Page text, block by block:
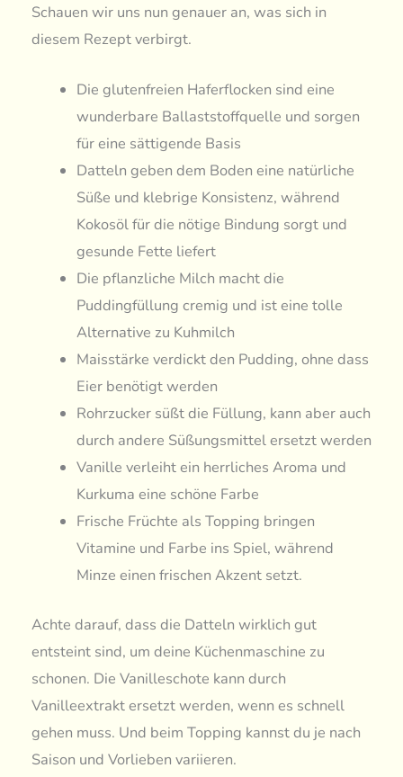
Schauen wir uns nun genauer an, was sich in
diesem Rezept verbirgt.
Die glutenfreien Haferflocken sind eine
wunderbare Ballaststoffquelle und sorgen
für eine sättigende Basis
Datteln geben dem Boden eine natürliche
Süße und klebrige Konsistenz, während
Kokosöl für die nötige Bindung sorgt und
gesunde Fette liefert
Die pflanzliche Milch macht die
Puddingfüllung cremig und ist eine tolle
Alternative zu Kuhmilch
Maisstärke verdickt den Pudding, ohne dass
Eier benötigt werden
Rohrzucker süßt die Füllung, kann aber auch
durch andere Süßungsmittel ersetzt werden
Vanille verleiht ein herrliches Aroma und
Kurkuma eine schöne Farbe
Frische Früchte als Topping bringen
Vitamine und Farbe ins Spiel, während
Minze einen frischen Akzent setzt.
Achte darauf, dass die Datteln wirklich gut
entsteint sind, um deine Küchenmaschine zu
schonen. Die Vanilleschote kann durch
Vanilleextrakt ersetzt werden, wenn es schnell
gehen muss. Und beim Topping kannst du je nach
Saison und Vorlieben variieren.